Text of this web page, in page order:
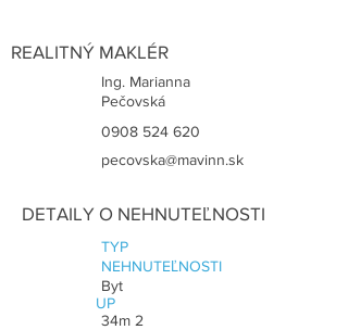
REALITNÝ MAKLÉR
Ing. Marianna
Pečovská
0908 524 620
pecovska@mavinn.sk
DETAILY O NEHNUTEĽNOSTI
TYP
NEHNUTEĽNOSTI
Byt
UP
34m 2